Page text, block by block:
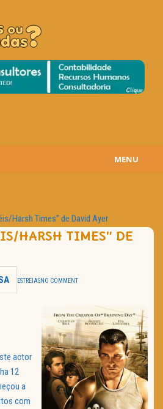
MENU
Harsh Times” de David Ayer
HARSH TIMES” DE
ESTREIASNO COMMENT
actor
12
a
com